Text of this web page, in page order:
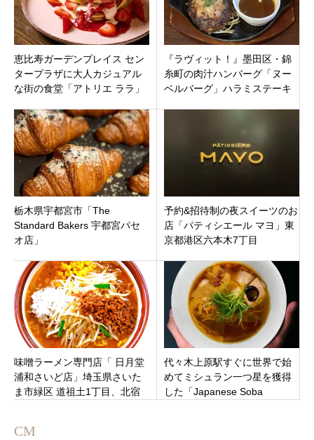
恵比寿ガーデンプレイス セン
タープラザに大人カジュアル
な街の食堂「アトリエ ララ」
プン
『ラヴィット！』墨田区・錦
糸町の肉汁ハンバーグ「ヌー
ベルバーグ」ハラミステーキ
栃木県宇都宮市「The
Standard Bakers 宇都宮パセ
オ店」
予約&招待制の夜スイーツのお
店「パティシエール マヨ」東
京都港区六本木7丁目
味噌ラーメン専門店「 日月堂
浦和さいど店」埼玉県さいた
ま市緑区 道祖土1丁目、北宿
代々木上原駅すぐに世界で始
めてミシュラン一つ星を獲得
した「Japanese Soba
CM